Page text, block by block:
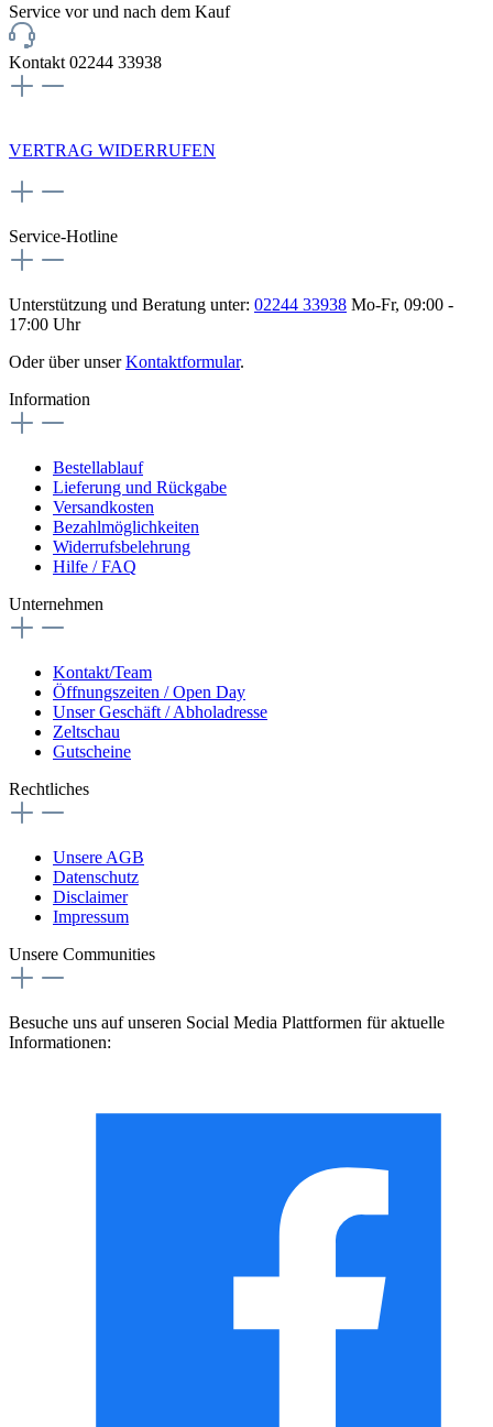
Service vor und nach dem Kauf
Kontakt 02244 33938
VERTRAG WIDERRUFEN
Service-Hotline
Unterstützung und Beratung unter: 02244 33938 Mo-Fr, 09:00 -
17:00 Uhr
Oder über unserKontaktformular.
Information
Bestellablauf
Lieferung und Rückgabe
Versandkosten
Bezahlmöglichkeiten
Widerrufsbelehrung
Hilfe / FAQ
Unternehmen
Kontakt/Team
Öffnungszeiten / Open Day
Unser Geschäft / Abholadresse
Zeltschau
Gutscheine
Rechtliches
Unsere AGB
Datenschutz
Disclaimer
Impressum
Unsere Communities
Besuche uns auf unseren Social Media Plattformen für aktuelle
Informationen: